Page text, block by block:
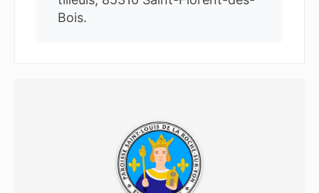
Bois.